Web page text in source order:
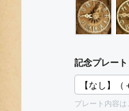
記念プレート
プレート内容